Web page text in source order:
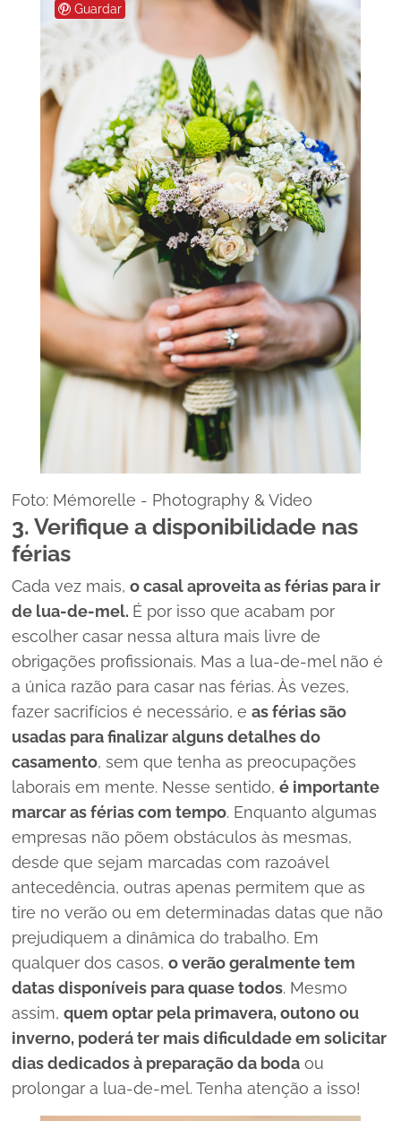
Guardar
Foto: Mémorelle - Photography & Video
3. Verifique a disponibilidade nas
férias
Cada vez mais, o casal aproveita as férias para ir
de lua-de-mel. É por isso que acabam por
escolher casar nessa altura mais livre de
obrigações profissionais. Mas a lua-de-mel não é
a única razão para casar nas férias. Às vezes,
fazer sacrifícios é necessário, e as férias são
usadas para finalizar alguns detalhes do
casamento, sem que tenha as preocupações
laborais em mente. Nesse sentido, é importante
marcar as férias com tempo. Enquanto algumas
empresas não põem obstáculos às mesmas,
desde que sejam marcadas com razoável
antecedência, outras apenas permitem que as
tire no verão ou em determinadas datas que não
prejudiquem a dinâmica do trabalho. Em
qualquer dos casos, o verão geralmente tem
datas disponíveis para quase todos. Mesmo
assim, quem optar pela primavera, outono ou
inverno, poderá ter mais dificuldade em solicitar
dias dedicados à preparação da boda ou
prolongar a lua-de-mel.Tenha atenção a isso!